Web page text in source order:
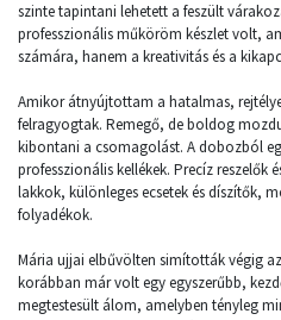
szinte tapintani lehetett a feszült
professzionális műköröm készlet volt,
számára, hanem a kreativitás és a
Amikor átnyújtottam a hatalmas,
felragyogtak. Remegő, de boldog
kibontani a csomagolást. A dobozból
professzionális kellékek. Precíz reszelők
lakkok, különleges ecsetek és díszítők,
folyadékok.
Mária ujjai elbűvölten simították végig
korábban már volt egy egyszerűbb,
megtestesült álom, amelyben tényleg